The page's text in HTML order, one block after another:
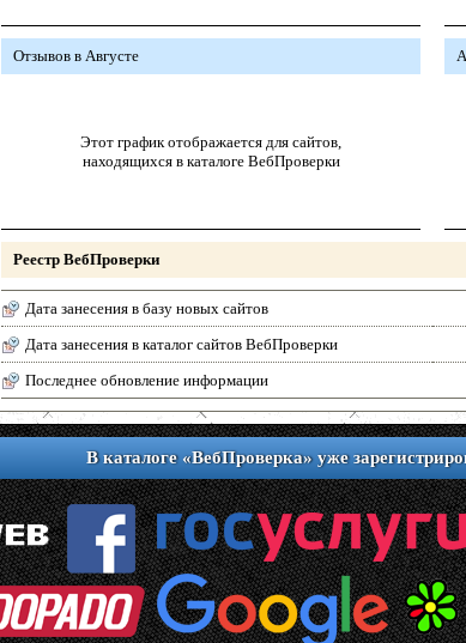
Отзывов в Августе
Этот график отображается для сайтов,
находящихся в каталоге ВебПроверки
Реестр ВебПроверки
Дата занесения в базу новых сайтов
Дата занесения в каталог сайтов ВебПроверки
Последнее обновление информации
В каталоге «ВебПроверка» уже